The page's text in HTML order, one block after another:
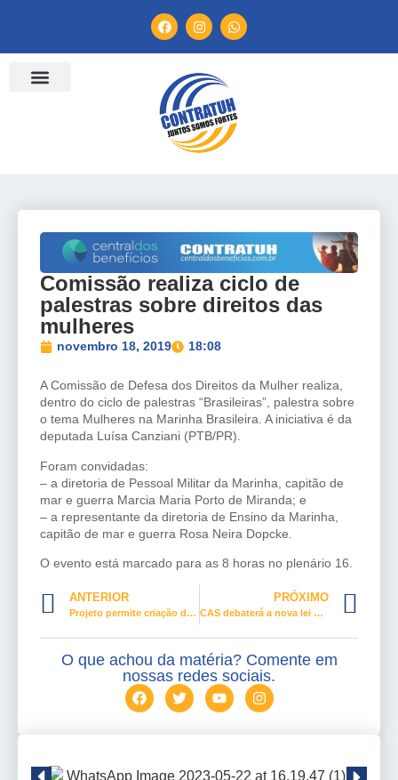
Comissão realiza ciclo de
palestras sobre direitos das
mulheres
novembro 18, 2019 18:08
A Comissão de Defesa dos Direitos da Mulher realiza,
dentro do ciclo de palestras “Brasileiras”, palestra sobre
o tema Mulheres na Marinha Brasileira. A iniciativa é da
deputada Luísa Canziani (PTB/PR).
Foram convidadas:
– a diretoria de Pessoal Militar da Marinha, capitão de
mar e guerra Marcia Maria Porto de Miranda; e
– a representante da diretoria de Ensino da Marinha,
capitão de mar e guerra Rosa Neira Dopcke.
O evento está marcado para as 8 horas no plenário 16.
ANTERIOR
Projeto permite criação de áreas turísticas por governadores e prefeitos
PRÓXIMO
CAS debaterá a nova lei do primeiro emprego
O que achou da matéria? Comente em
nossas redes sociais.